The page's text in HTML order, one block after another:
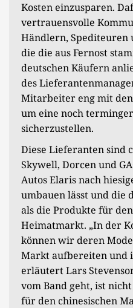
Kosten einzusparen.
vertrauensvolle
Händlern, Spediteuren
die die aus Fernost
deutschen Käufern
des
Mitarbeiter eng mit
um eine noch
sicherzustellen.
Diese Lieferanten sind
Skywell, Dorcen und
Autos Elaris nach
umbauen lässt und die
als die Produkte für
Heimatmarkt. „In der
können wir deren
Markt aufbereiten und
erläutert Lars
vom Band geht, ist
für den chinesischen